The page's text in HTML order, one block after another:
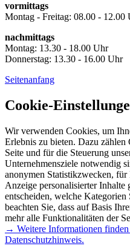
vormittags
Montag - Freitag: 08.00 - 12.00
nachmittags
Montag: 13.30 - 18.00 Uhr
Donnerstag: 13.30 - 16.00 Uhr
Seitenanfang
Cookie-
Wir verwenden Cookies, um
Erlebnis zu bieten. Dazu
Seite und für die Steuerung
Unternehmensziele notwendig
anonymen Statistikzwecken,
Anzeige personalisierter Inhalte
entscheiden, welche Kategorien
beachten Sie, dass auf Basis
mehr alle Funktionalitäten der
→ Weitere Informationen finden
Datenschutzhinweis.